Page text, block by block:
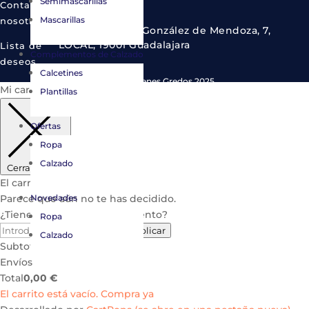
Mascarillas
Complementos de Calzado
Calcetines
Plantillas
Ofertas
Ropa
Calzado
Novedades
Ropa
Calzado
Contacta con
nosotros
Lista de
deseos
C. del Cardenal González de Mendoza, 7,
LOCAL, 19001 Guadalajara
© Copyright Almacenes Gredos 2025.
Mi carrito
Cerrar carrito
El carrito está vacío.
Parece que aún no te has decidido.
¿Tienes un código de descuento?
Aplicar
Subtotal
Envíos
Total0,00 €
El carrito está vacío. Compra ya